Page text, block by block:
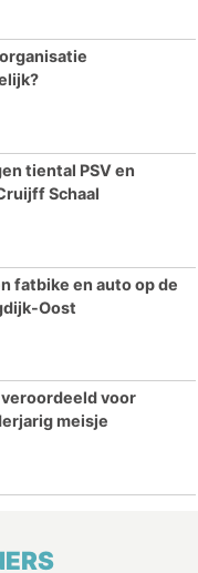
tiental PSV en
Schaal
fatbike en auto op de
Oost
voor
meisje